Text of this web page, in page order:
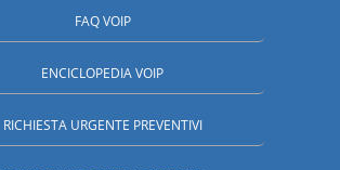
FAQ VOIP
ENCICLOPEDIA VOIP
RICHIESTA URGENTE PREVENTIVI